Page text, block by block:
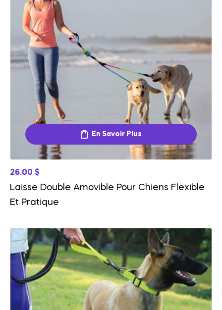
En Savoir Plus
26.00 $
Laisse Double Amovible Pour Chiens Flexible
Et Pratique